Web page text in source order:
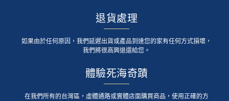
退貨處理
如果由於任何原因，我們延遲出貨或產品到達您的家有任何方式損壞，
我們將很高興退還給您。
體驗死海奇蹟
在我們所有的台灣區，虛體通路或實體店面購買商品，使用正確的方